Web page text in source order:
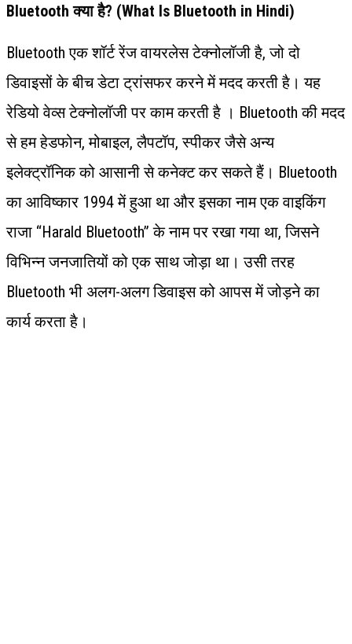
Bluetooth क्या है? (What Is Bluetooth in Hindi)
Bluetooth एक शॉर्ट रेंज वायरलेस टेक्नोलॉजी है, जो दो
डिवाइसों के बीच डेटा ट्रांसफर करने में मदद करती है। यह
रेडियो वेव्स टेक्नोलॉजी पर काम करती है । Bluetooth की मदद
से हम हेडफोन, मोबाइल, लैपटॉप, स्पीकर जैसे अन्य
इलेक्ट्रॉनिक को आसानी से कनेक्ट कर सकते हैं। Bluetooth
का आविष्कार 1994 में हुआ था और इसका नाम एक वाइकिंग
राजा “Harald Bluetooth” के नाम पर रखा गया था, जिसने
विभिन्न जनजातियों को एक साथ जोड़ा था। उसी तरह
Bluetooth भी अलग-अलग डिवाइस को आपस में जोड़ने का
कार्य करता है।